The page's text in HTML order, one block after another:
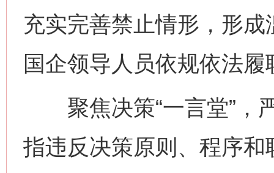
充实完善禁止情形，形
国企领导人员依规依法
聚焦决策“一言堂”，
指违反决策原则、程序和